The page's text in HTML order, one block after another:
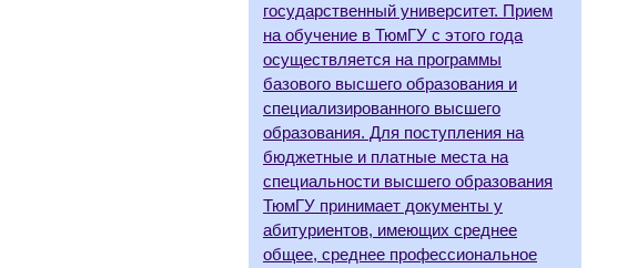
государственный университет. Прием
на обучение в ТюмГУ с этого года
осуществляется на программы
базового высшего образования и
специализированного высшего
образования. Для поступления на
бюджетные и платные места на
специальности высшего образования
ТюмГУ принимает документы у
абитуриентов, имеющих среднее
общее, среднее профессиональное